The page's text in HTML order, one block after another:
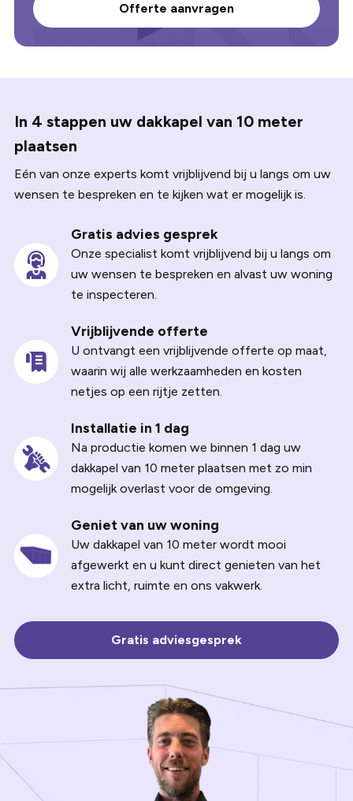
Offerte aanvragen
In 4 stappen uw dakkapel van 10 meter
plaatsen
Eén van onze experts komt vrijblijvend bij u langs om uw
wensen te bespreken en te kijken wat er mogelijk is.
Gratis advies gesprek
Onze specialist komt vrijblijvend bij u langs om
uw wensen te bespreken en alvast uw woning
te inspecteren.
Vrijblijvende offerte
U ontvangt een vrijblijvende offerte op maat,
waarin wij alle werkzaamheden en kosten
netjes op een rijtje zetten.
Installatie in 1 dag
Na productie komen we binnen 1 dag uw
dakkapel van 10 meter plaatsen met zo min
mogelijk overlast voor de omgeving.
Geniet van uw woning
Uw dakkapel van 10 meter wordt mooi
afgewerkt en u kunt direct genieten van het
extra licht, ruimte en ons vakwerk.
Gratis adviesgesprek